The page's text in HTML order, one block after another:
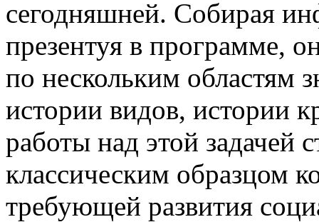
сегодняшней. Собирая
презентуя в программе,
по нескольким областям
истории видов, истории
работы над этой задачей
классическим образцом
требующей развития